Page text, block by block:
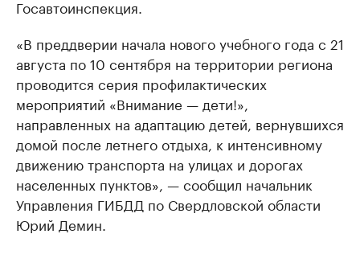
Госавтоинспекция.
«В преддверии начала нового учебного года с 21
августа по 10 сентября на территории региона
проводится серия профилактических
мероприятий «Внимание — дети!»,
направленных на адаптацию детей, вернувшихся
домой после летнего отдыха, к интенсивному
движению транспорта на улицах и дорогах
населенных пунктов», — сообщил начальник
Управления ГИБДД по Свердловской области
Юрий Демин.